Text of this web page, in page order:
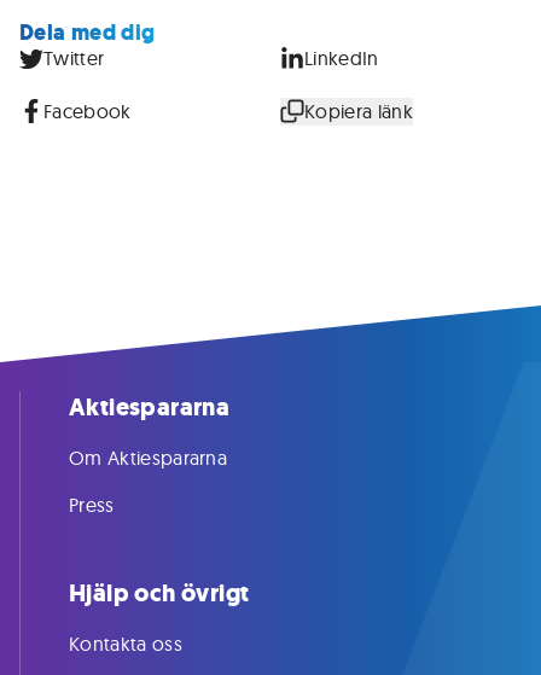
Dela med dig
Twitter LinkedIn
Facebook Kopiera länk
Aktiespararna
Om Aktiespararna
Press
Hjälp och övrigt
Kontakta oss